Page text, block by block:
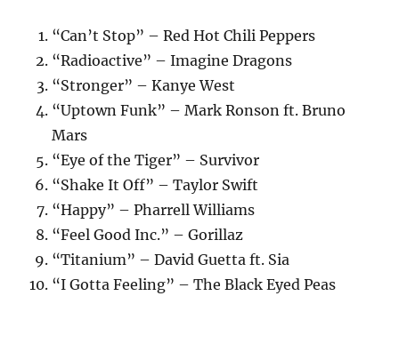
“Can’t Stop” – Red Hot Chili Peppers
“Radioactive” – Imagine Dragons
“Stronger” – Kanye West
“Uptown Funk” – Mark Ronson ft. Bruno
Mars
“Eye of the Tiger” – Survivor
“Shake It Off” – Taylor Swift
“Happy” – Pharrell Williams
“Feel Good Inc.” – Gorillaz
“Titanium” – David Guetta ft. Sia
“I Gotta Feeling” – The Black Eyed Peas